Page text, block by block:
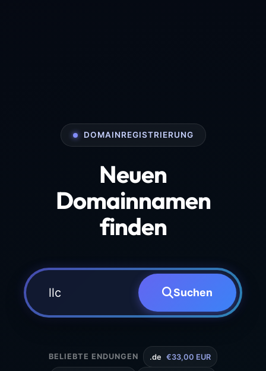
DOMAINREGISTRIERUNG
Neuen
Domainnamen
finden
Suchen
BELIEBTE ENDUNGEN .de €33,00 EUR